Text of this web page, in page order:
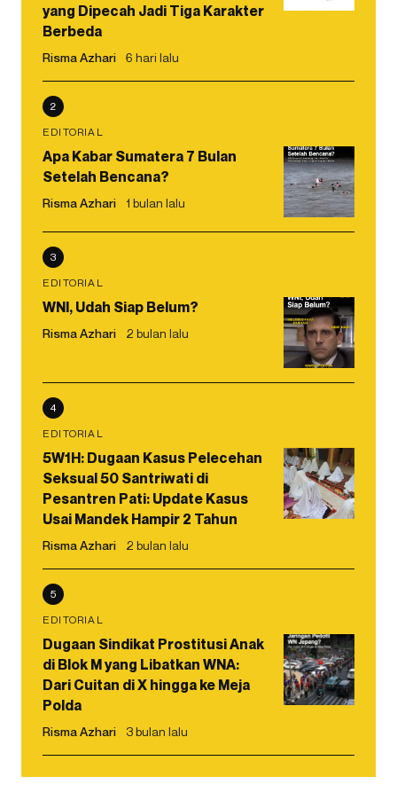
yang Dipecah Jadi Tiga Karakter
Berbeda
Risma Azhari 6 hari lalu
2
EDITORIAL
Apa Kabar Sumatera 7 Bulan
Setelah Bencana?
Risma Azhari 1 bulan lalu
3
EDITORIAL
WNI, Udah Siap Belum?
Risma Azhari 2 bulan lalu
4
EDITORIAL
5W1H: Dugaan Kasus Pelecehan
Seksual 50 Santriwati di
Pesantren Pati: Update Kasus
Usai Mandek Hampir 2 Tahun
Risma Azhari 2 bulan lalu
5
EDITORIAL
Dugaan Sindikat Prostitusi Anak
di Blok M yang Libatkan WNA:
Dari Cuitan di X hingga ke Meja
Polda
Risma Azhari 3 bulan lalu